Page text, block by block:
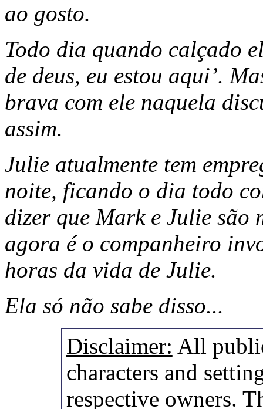
ao gosto.
Todo dia quando calçado
de deus, eu estou aqui’.
brava com ele naquela
assim.
Julie atualmente tem
noite, ficando o dia todo
dizer que Mark e Julie são
agora é o companheiro
horas da vida de Julie.
Ela só não sabe disso...
Disclaimer: All
characters and
respective owners.